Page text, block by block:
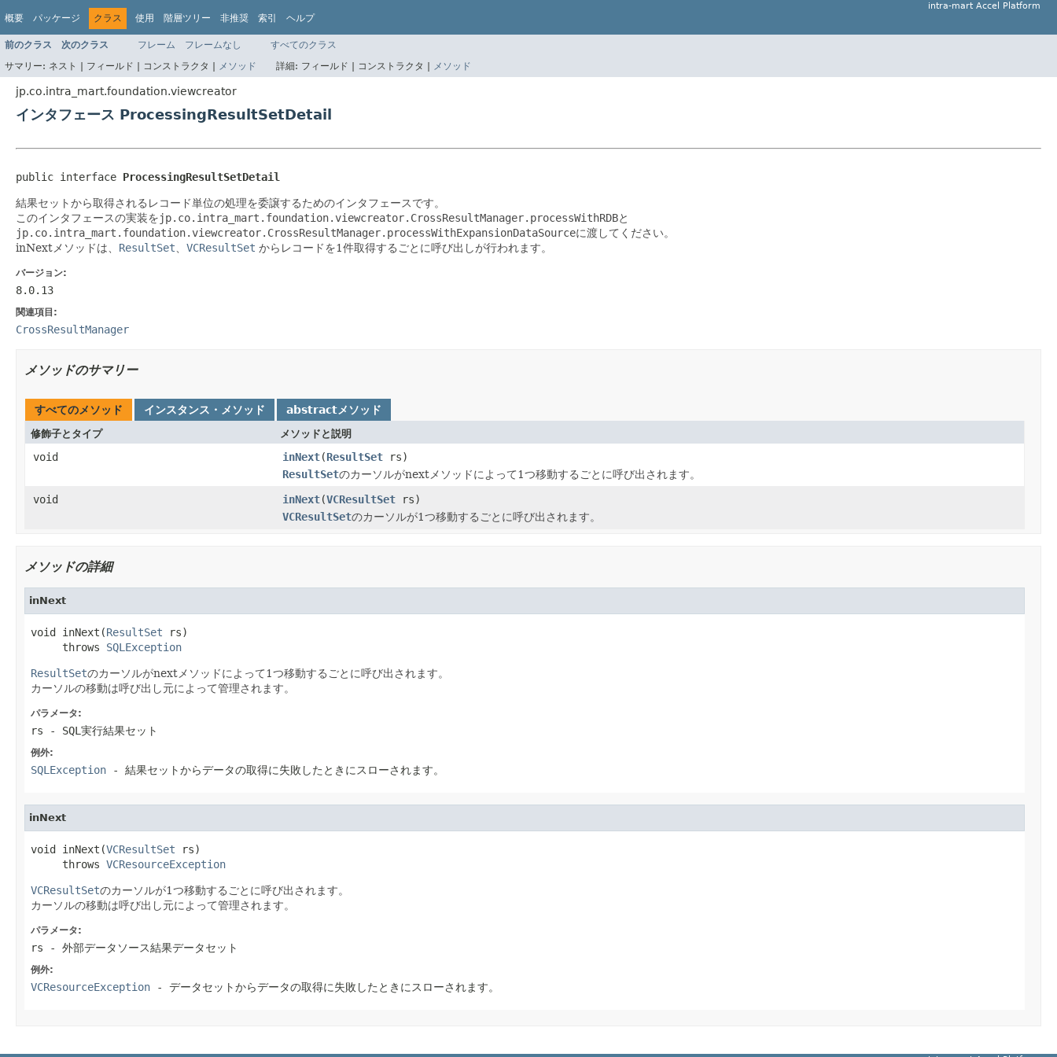
概要 パッケージ クラス 使用 階層ツリー 非推奨 索引 ヘルプ
intra-mart Accel Platform
前のクラス 次のクラス フレーム フレームなし
すべてのクラス
サマリー: ネスト | フィールド | コンストラクタ | メソッド 詳細: フィールド | コンストラクタ | メソッド
jp.co.intra_mart.foundation.viewcreator
インタフェース ProcessingResultSetDetail
public interface ProcessingResultSetDetail
結果セットから取得されるレコード単位の処理を委譲するためのインタフェースです。
このインタフェースの実装をjp.co.intra_mart.foundation.viewcreator.CrossResultManager.processWithRDBと
jp.co.intra_mart.foundation.viewcreator.CrossResultManager.processWithExpansionDataSourceに渡してください。
inNextメソッドは、 ResultSet VCResultSet からレコードを1件取得するごとに呼び出しが行われます。
バージョン:
8.0.13
関連項目:
CrossResultManager
メソッドのサマリー
すべてのメソッド インスタンス・メソッド abstractメソッド
修飾子とタイプ メソッドと説明
void inNext(ResultSet rs)
ResultSetのカーソルがnextメソッドによって1つ移動するごとに呼び出されます。
void
inNext(VCResultSet rs)
VCResultSetのカーソルが1つ移動するごとに呼び出されます。
メソッドの詳細
inNext
void inNext(ResultSet rs)
     throws
SQLException
ResultSetのカーソルがnextメソッドによって1つ移動するごとに呼び出されます。
カーソルの移動は呼び出し元によって管理されます。
パラメータ:
rs - SQL実行結果セット
例外:
SQLException - 結果セットからデータの取得に失敗したときにスローされます。
inNext
void inNext(VCResultSet rs)
     throws
VCResourceException
VCResultSetのカーソルが1つ移動するごとに呼び出されます。
カーソルの移動は呼び出し元によって管理されます。
パラメータ:
rs - 外部データソース結果データセット
例外:
VCResourceException - データセットからデータの取得に失敗したときにスローされます。